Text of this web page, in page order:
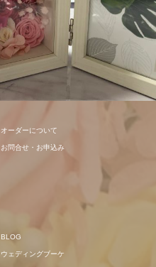
その他
オーダーについて
お問合せ・お申込み
BLOG
ウェディングブーケ